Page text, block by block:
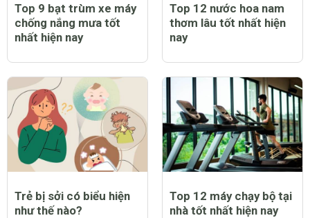
Top 9 bạt trùm xe máy
chống nắng mưa tốt
nhất hiện nay
Top 12 nước hoa nam
thơm lâu tốt nhất hiện
nay
Trẻ bị sởi có biểu hiện
như thế nào?
Top 12 máy chạy bộ tại
nhà tốt nhất hiện nay